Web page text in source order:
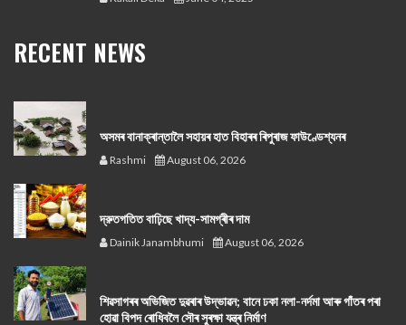
RECENT NEWS
অসমৰ বানাক্ৰান্তালৈ সহায়ৰ হাত বিহাৰৰ ৰিপুৰাজ ফাউণ্ডেশ্যনৰ
Rashmi August 06, 2026
দ্রুতগতিত বাঢ়িছে খাদ্য-সামগ্ৰীৰ দাম
Dainik Janambhumi August 06, 2026
শিৱসাগৰৰ অভিজিত দুৱৰাৰ উদ্ভাৱন; বানে ঢকা নলা-নৰ্দমা আৰু গাঁতৰ পৰা
হোৱা বিপদ ৰোধিবলৈ সৌৰ সুৰক্ষা যন্ত্ৰ নিৰ্মাণ